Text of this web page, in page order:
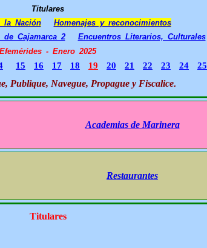
Titulares
Nación
Homenajes y reconocimientos
de Cajamarca 2 Encuentros Literarios, Culturales
Efemérides - Enero 2025
15 16 17 18 19 20 21 22 23 24 25
Publique, Navegue, Propague y Fiscalice.
Academias de Marinera
Restaurantes
Titulares